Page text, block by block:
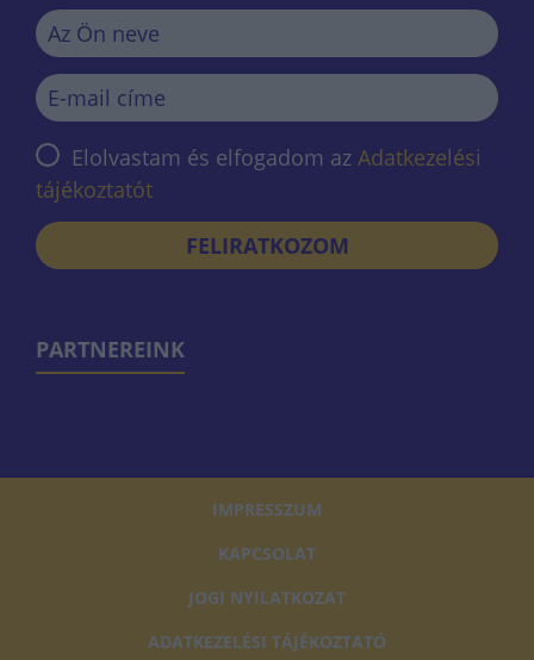
Elolvastam és elfogadom az Adatkezelési
tájékoztatót
FELIRATKOZOM
PARTNEREINK
IMPRESSZUM
KAPCSOLAT
JOGI NYILATKOZAT
ADATKEZELÉSI TÁJÉKOZTATÓ